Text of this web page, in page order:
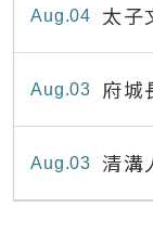
04
Aug
太子
宿達
03
Aug
府城長
最高
03
Aug
清溝
清疏